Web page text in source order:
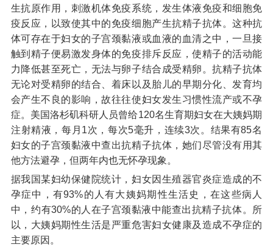
生抗原作用，刺激机体免疫系统，发生体液免疫和细胞免
疫反应，以致使其中的免疫细胞产生抗精子抗体。这种抗
体可存在于妇女的子宫颈黏液或血液的血清之中，一旦接
触到精子便易激发身体的免疫排斥反应，使精子的活动能
力降低甚至死亡，无法与卵子结合成受精卵。抗精子抗体
无论对受精卵的结合、着床以及胎儿的早期分化、发育均
会产生不良的影响，故往往使妇女发生习惯性流产或不孕
症。美国洛杉矶科研人员曾给120名生育期妇女在大姨妈期
注射精液，每月1次，每次5毫升，连续3次。结果有85名
妇女的子宫颈黏液中查出抗精子抗体，她们尽管没有用其
他方法避孕，但两年内也无怀孕现象。
据我国某妇幼保健院统计，妇女因生殖器官炎症造成的不
孕症中，有93%的人有大姨妈期性生活史，在这些病人
中，约有30%的人在子宫颈黏液中能查出抗精子抗体。所
以，大姨妈期性生活是严重危害妇女健康及造成不孕症的
主要原因。